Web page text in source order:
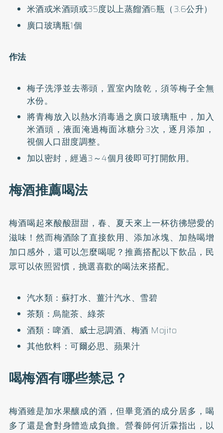
米酒或米酒頭或35度以上蒸餾酒6瓶（3.6公升）
廣口玻璃瓶1個
作法
梅子洗淨並去蒂頭，置室內陰乾，須等梅子全無
水份。
將青梅放入以熱水消毒過之廣口玻璃瓶中，加入
米酒頭，液面淹過梅面冰糖分3次，逐月添加，
視個人口甜度調整。
加以密封，經過3～4個月後即可打開飲用。
梅酒推薦喝法
梅酒喝起來酸酸甜甜，春、夏天來上一杯彷彿戀愛的
滋味！然而梅酒除了直接飲用、添加冰塊、加熱喝增
加口感外，還可以怎麼喝呢？推薦搭配以下飲品，民
眾可以依照習慣，挑選喜歡的喝法來搭配。
汽水類：蘇打水、薑汁汽水、雪碧
茶類：烏龍茶、綠茶
酒類：啤酒、威士忌調酒、梅酒 Mojito
其他飲料：可爾必思、蘋果汁
喝梅酒有哪些禁忌？
梅酒雖是加水果釀成的酒，但畢竟酒的成分居多，喝
多了還是會對身體造成負擔。營養師何沂霖指出 ，以